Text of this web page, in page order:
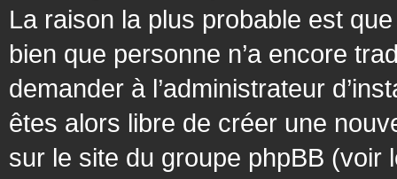
La raison la plus probable est
bien que personne n’a encore
demander à l’administrateur
êtes alors libre de créer une
sur le site du groupe phpBB (voir